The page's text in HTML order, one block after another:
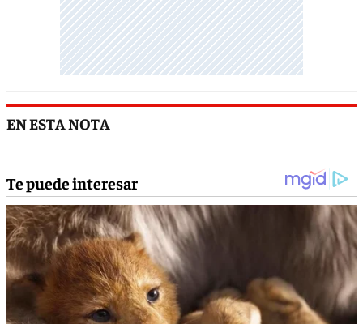
EN ESTA NOTA